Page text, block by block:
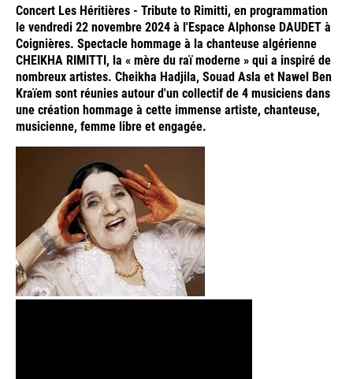
Concert Les Héritières - Tribute to Rimitti, en programmation
le vendredi 22 novembre 2024 à l'Espace Alphonse DAUDET à
Coignières. Spectacle hommage à la chanteuse algérienne
CHEIKHA RIMITTI, la « mère du raï moderne » qui a inspiré de
nombreux artistes. Cheikha Hadjila, Souad Asla et Nawel Ben
Kraïem sont réunies autour d'un collectif de 4 musiciens dans
une création hommage à cette immense artiste, chanteuse,
musicienne, femme libre et engagée.